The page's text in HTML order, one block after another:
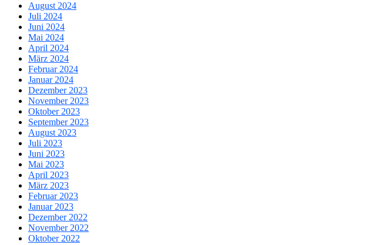
August 2024
Juli 2024
Juni 2024
Mai 2024
April 2024
März 2024
Februar 2024
Januar 2024
Dezember 2023
November 2023
Oktober 2023
September 2023
August 2023
Juli 2023
Juni 2023
Mai 2023
April 2023
März 2023
Februar 2023
Januar 2023
Dezember 2022
November 2022
Oktober 2022